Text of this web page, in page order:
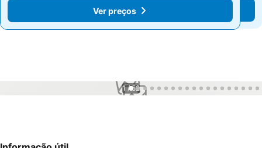
Ver preços
Ver preços
1 / 52